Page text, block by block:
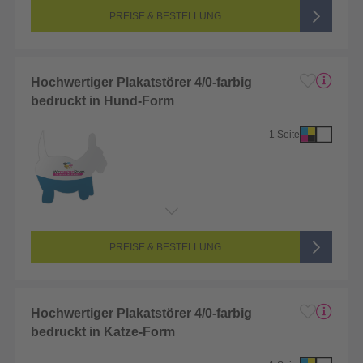
4/0-farbig CMYK (vollfarbig bedruckt)
PREISE & BESTELLUNG
Hochwertiger Plakatstörer 4/0-farbig
bedruckt in Hund-Form
1 Seite
Seitenanzahl: 1-seitig (Vorderseite bedruckt, Rückseite unbedruckt)
4/0-farbig CMYK (vollfarbig bedruckt)
PREISE & BESTELLUNG
Hochwertiger Plakatstörer 4/0-farbig
bedruckt in Katze-Form